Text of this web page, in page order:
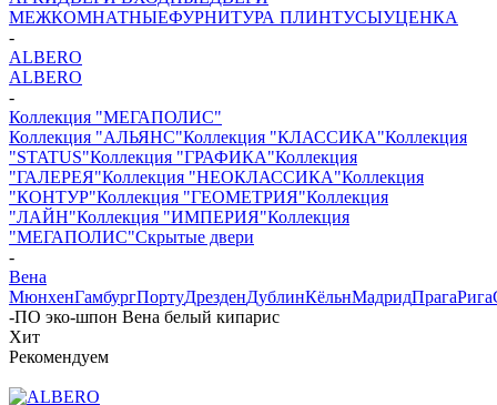
МЕЖКОМНАТНЫЕФУРНИТУРА ПЛИНТУСЫУЦЕНКА
-
ALBERO
ALBERO
-
Коллекция "МЕГАПОЛИС"
Коллекция "АЛЬЯНС"Коллекция "КЛАССИКА"Коллекция
"STATUS"Коллекция "ГРАФИКА"Коллекция
"ГАЛЕРЕЯ"Коллекция "НЕОКЛАССИКА"Коллекция
"КОНТУР"Коллекция "ГЕОМЕТРИЯ"Коллекция
"ЛАЙН"Коллекция "ИМПЕРИЯ"Коллекция
"МЕГАПОЛИС"Скрытые двери
-
Вена
МюнхенГамбургПортуДрезденДублинКёльнМадридПрагаРига
-ПО эко-шпон Вена белый кипарис
Хит
Рекомендуем